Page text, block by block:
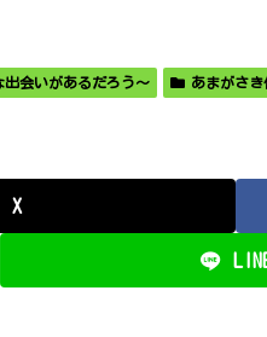
会いがあるだろう〜 あまがさ
X